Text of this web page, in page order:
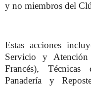
y no miembros del
Estas acciones
Servicio y
Francés),
Panadería y